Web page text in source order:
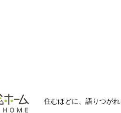
住むほどに、語りつが